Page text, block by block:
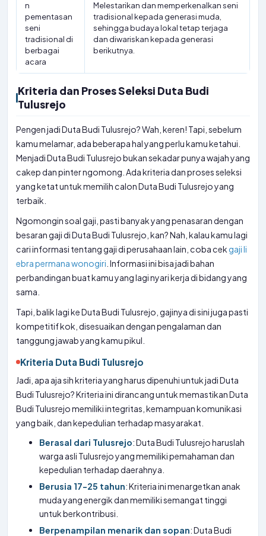
n
pementasan
seni
tradisional di
berbagai
acara
Melestarikan dan memperkenalkan seni
tradisional kepada generasi muda,
sehingga budaya lokal tetap terjaga
dan diwariskan kepada generasi
berikutnya.
Kriteria dan Proses Seleksi Duta Budi
Tulusrejo
Pengen jadi Duta Budi Tulusrejo? Wah, keren! Tapi, sebelum
kamu melamar, ada beberapa hal yang perlu kamu ketahui.
Menjadi Duta Budi Tulusrejo bukan sekadar punya wajah yang
cakep dan pinter ngomong. Ada kriteria dan proses seleksi
yang ketat untuk memilih calon Duta Budi Tulusrejo yang
terbaik.
Ngomongin soal gaji, pasti banyak yang penasaran dengan
besaran gaji di Duta Budi Tulusrejo, kan? Nah, kalau kamu lagi
cari informasi tentang gaji di perusahaan lain, coba cek gaji li
ebra permana wonogiri . Informasi ini bisa jadi bahan
perbandingan buat kamu yang lagi nyari kerja di bidang yang
sama.
Tapi, balik lagi ke Duta Budi Tulusrejo, gajinya di sini juga pasti
kompetitif kok, disesuaikan dengan pengalaman dan
tanggung jawab yang kamu pikul.
Kriteria Duta Budi Tulusrejo
Jadi, apa aja sih kriteria yang harus dipenuhi untuk jadi Duta
Budi Tulusrejo? Kriteria ini dirancang untuk memastikan Duta
Budi Tulusrejo memiliki integritas, kemampuan komunikasi
yang baik, dan kepedulian terhadap masyarakat.
Berasal dari Tulusrejo: Duta Budi Tulusrejo haruslah
warga asli Tulusrejo yang memiliki pemahaman dan
kepedulian terhadap daerahnya.
Berusia 17-25 tahun: Kriteria ini menargetkan anak
muda yang energik dan memiliki semangat tinggi
untuk berkontribusi.
Berpenampilan menarik dan sopan: Duta Budi